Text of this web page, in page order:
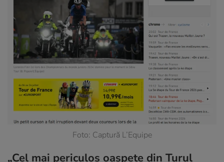
Foto: Captură L’Equipe
„Cel mai periculos oaspete din Turul